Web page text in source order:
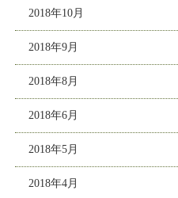
2018年10月
2018年9月
2018年8月
2018年6月
2018年5月
2018年4月